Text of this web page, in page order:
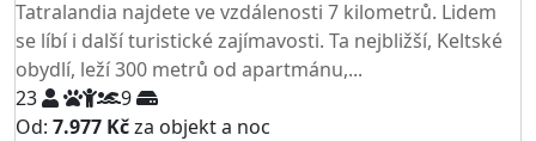
Tatralandia najdete ve vzdálenosti 7 kilometrů. Lidem
se líbí i další turistické zajímavosti. Ta nejbližší, Keltské
obydlí, leží 300 metrů od apartmánu,...
23
9
Od: 7.977 Kčza objekt a noc